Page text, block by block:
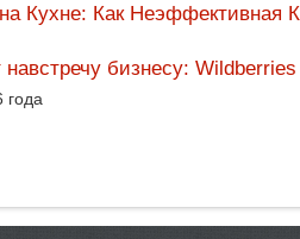
Кухне: Как
бизнесу:
года